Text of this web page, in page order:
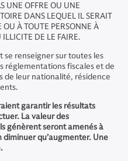
UNE OFFRE OU UNE
DANS LEQUEL IL SERAIT
À TOUTE PERSONNE À
DE LE FAIRE.
se renseigner sur toutes les
réglementations fiscales et de
de leur nationalité, résidence
garantir les résultats
La valeur des
génèrent seront amenés à
qu’augmenter. Une